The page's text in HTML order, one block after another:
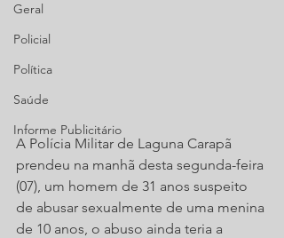
Geral
Policial
Política
Saúde
Informe Publicitário
A Polícia Militar de Laguna Carapã
prendeu na manhã desta segunda-feira
(07), um homem de 31 anos suspeito
de abusar sexualmente de uma menina
de 10 anos, o abuso ainda teria a